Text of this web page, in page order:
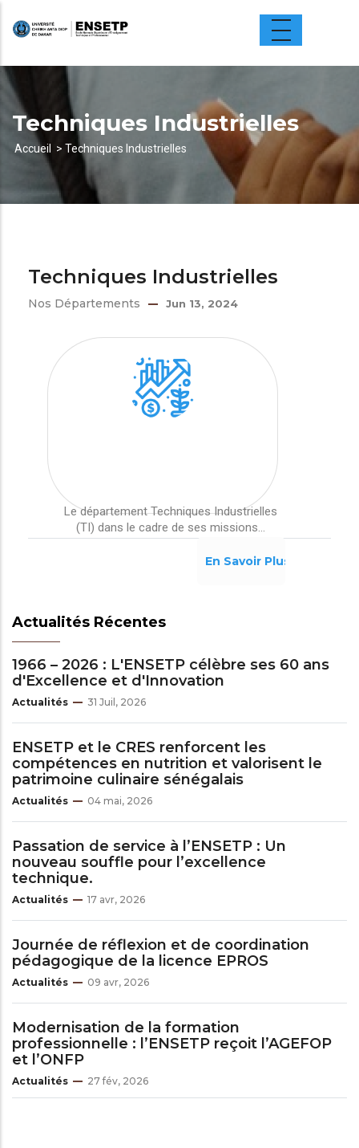
principal
Techniques Industrielles
d'Ariane
Accueil Techniques Industrielles
Techniques Industrielles
Nos Départements Jun 13, 2024
Le département Techniques Industrielles
(TI) dans le cadre de ses missions...
En Savoir Plus
Actualités Récentes
1966 – 2026 : L'ENSETP célèbre ses 60 ans
d'Excellence et d'Innovation
Actualités 31 Juil, 2026
ENSETP et le CRES renforcent les
compétences en nutrition et valorisent le
patrimoine culinaire sénégalais
Actualités 04 mai, 2026
Passation de service à l’ENSETP : Un
nouveau souffle pour l’excellence
technique.
Actualités 17 avr, 2026
Journée de réflexion et de coordination
pédagogique de la licence EPROS
Actualités 09 avr, 2026
Modernisation de la formation
professionnelle : l’ENSETP reçoit l’AGEFOP
et l’ONFP
Actualités 27 fév, 2026